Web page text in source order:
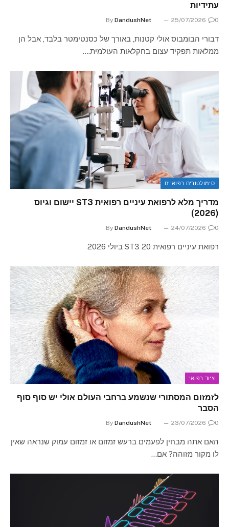
עתידיות
By DandushNet 25/07/2026 0
דבורי הבומבוס אולי קטנות, באורך של כסנטימטר בלבד, אבל הן
ממלאות תפקיד עצום בחקלאות העולמית.…
סימולטורים רפואיים
מדריך מלא לרפואת עיניים רפואית ST3 יישום וגיוס
(2026)
By DandushNet 24/07/2026 0
רפואת עיניים רפואית ST3 20 ביולי 2026
ציוד רפואי
לזמזום המסתורי שנשמע ברחבי העולם אולי יש סוף סוף
הסבר
By DandushNet 23/07/2026 0
האם אתה מבחין לפעמים ברעש זמזום או זמזום עמוק שנראה שאין
לו מקור מזוהה? אם…